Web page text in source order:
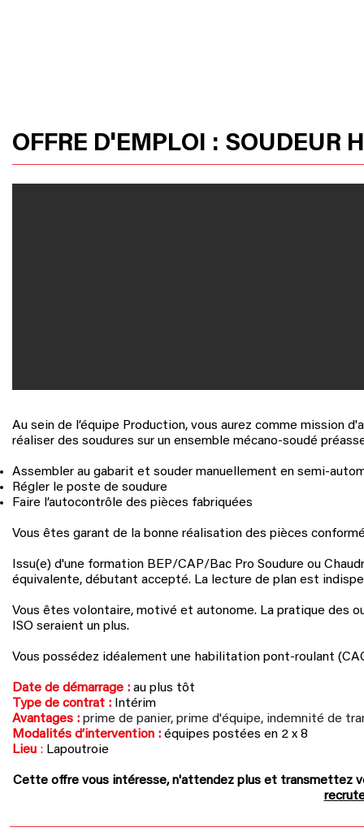
OFFRE D'EMPLOI : SOUDEUR
Au sein de l’équipe Production, vous aurez comme mission
réaliser des soudures sur un ensemble mécano-soudé
Assembler au gabarit et souder manuellement en semi-
Régler le poste de soudure
Faire l’autocontrôle des pièces fabriquées
Vous êtes garant de la bonne réalisation des pièces
Issu(e) d'une formation BEP/CAP/Bac Pro Soudure ou
équivalente, débutant accepté. La lecture de plan est
Vous êtes volontaire, motivé et autonome. La pratique des
ISO seraient un plus.
Vous possédez idéalement une habilitation pont-roulant
Date de démarrage : au plus tôt
Type de contrat : Intérim
Avantages : prime de panier, prime d'équipe, indemnité de
Modalités d’intervention : équipes postées en 2 x 8
Lieu : Lapoutroie
Cette offre vous intéresse, n'attendez plus et transmettez